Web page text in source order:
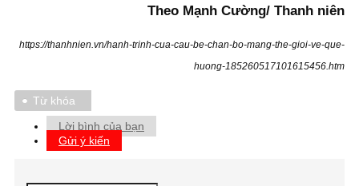
Theo Mạnh Cường/ Thanh niên
https://thanhnien.vn/hanh-trinh-cua-cau-be-chan-bo-mang-the-gioi-ve-que-
huong-185260517101615456.htm
Từ khóa
Lời bình của bạn
Gửi ý kiến